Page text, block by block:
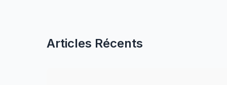
Articles Récents